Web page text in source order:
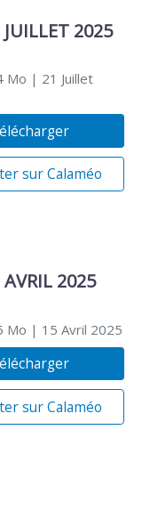
2025
Mo | 21 Juillet
sur Calaméo
2025
Mo | 15 Avril 2025
sur Calaméo